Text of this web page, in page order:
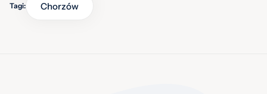
Tagi: Chorzów